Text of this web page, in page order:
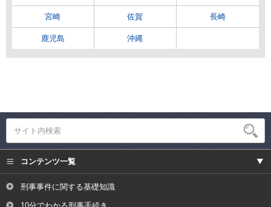
宮崎 佐賀 長崎
鹿児島 沖縄
コンテンツ一覧
刑事事件に関する基礎知識